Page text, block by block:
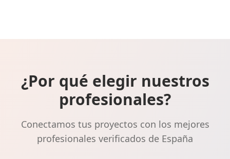
¿Por qué elegir nuestros
profesionales?
Conectamos tus proyectos con los mejores
profesionales verificados de España